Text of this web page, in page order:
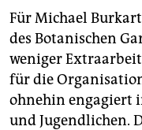
Für Michael
des Botanischen
weniger
für die
ohnehin engagiert
und Jugendlichen.